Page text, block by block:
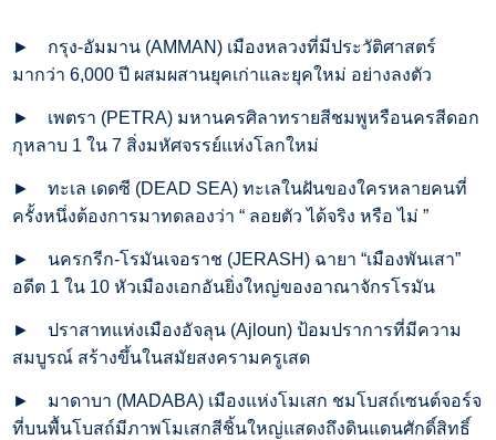
►
กรุง-อัมมาน (AMMAN) เมืองหลวงที่มีประวัติศาสตร์
มากว่า 6,000 ปี ผสมผสานยุคเก่าและยุคใหม่ อย่างลงตัว
►
เพตรา (PETRA) มหานครศิลาทรายสีชมพูหรือนครสีดอก
กุหลาบ 1 ใน 7 สิ่งมหัศจรรย์แห่งโลกใหม่
►
ทะเล เดดซี (DEAD SEA) ทะเลในฝันของใครหลายคนที่
ครั้งหนึ่งต้องการมาทดลองว่า “ ลอยตัว ได้จริง หรือ ไม่ ”
►
นครกรีก-โรมันเจอราช (JERASH) ฉายา “เมืองพันเสา”
อดีต 1 ใน 10 หัวเมืองเอกอันยิ่งใหญ่ของอาณาจักรโรมัน
►
ปราสาทแห่งเมืองอัจลุน (Ajloun) ป้อมปราการที่มีความ
สมบูรณ์ สร้างขึ้นในสมัยสงครามครูเสด
►
มาดาบา (MADABA) เมืองแห่งโมเสก ชมโบสถ์เซนต์จอร์จ
ที่บนพื้นโบสถ์มีภาพโมเสกสีชิ้นใหญ่แสดงถึงดินแดนศักดิ์สิทธิ์